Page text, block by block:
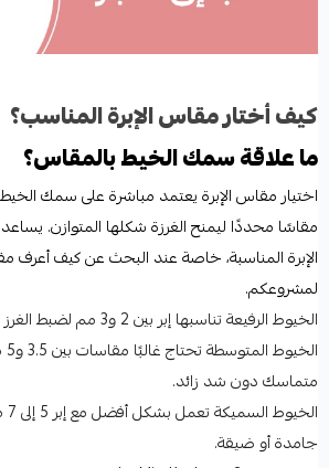
كيف أختار مقاس الإبرة المناسب؟
ما علاقة سمك الخيط بالمقاس؟
اختيار مقاس الإبرة يعتمد مباشرة على سمك
مقاسًا محددًا ليمنح الغرزة شكلها المتوازن.
الإبرة المناسبة، خاصة عند البحث عن كيف أعرف
لمشروعكم.
الخيوط الرفيعة تناسبها إبر بين 2 و3 مم لضبط الغرز والحفاظ على نعومتها.
متماسك دون شد زائد.
جامدة أو ضيقة.